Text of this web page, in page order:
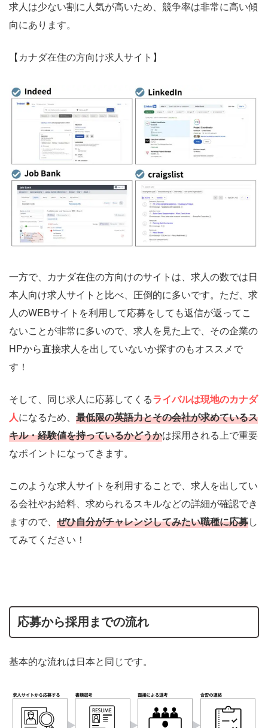
求人は少ない割に人気が高いため、競争率は非常に高い傾
向にあります。
【カナダ在住の方向け求人サイト】
一方で、カナダ在住の方向けのサイトは、求人の数では日
本人向け求人サイトと比べ、圧倒的に多いです。ただ、求
人のWEBサイトを利用して応募をしても返信が返ってこ
ないことが非常に多いので、求人を見た上で、その企業の
HPから直接求人を出していないか探すのもオススメで
す！
そして、同じ求人に応募してくるライバルは現地のカナダ
人になるため、 最低限の英語力とその会社が求めているス
キル・経験値を持っているかどうかは採用される上で重要
なポイントになってきます。
このような求人サイトを利用することで、求人を出してい
る会社やお給料、求められるスキルなどの詳細が確認でき
ますので、 ぜひ自分がチャレンジしてみたい職種に応募し
てみてください！
応募から採用までの流れ
基本的な流れは日本と同じです。